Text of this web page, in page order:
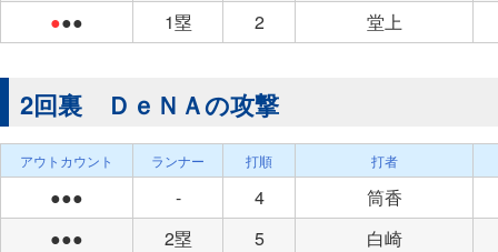
●●● 1塁 2 堂上
2回裏 ＤｅＮＡの攻撃
アウトカウント ランナー 打順 打者
●●● - 4
筒香
●●●
2塁 5
白崎